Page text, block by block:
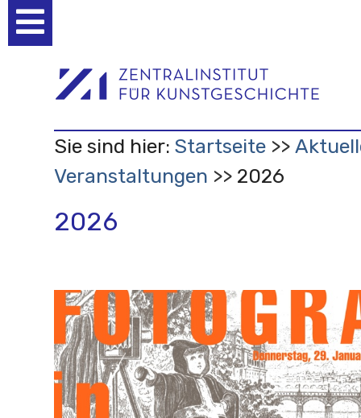
Werkzeuge
Sie sind hier: Startseite
Veranstaltungen
2026
2026